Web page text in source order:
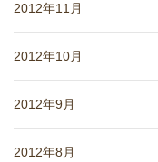
2012年11月
2012年10月
2012年9月
2012年8月